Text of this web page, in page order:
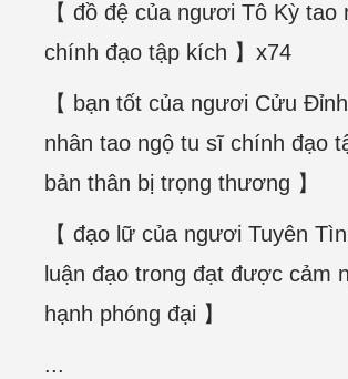
【 đồ đệ của ngươi Tô Kỳ tao
chính đạo tập kích 】x74
【 bạn tốt của ngươi Cửu
nhân tao ngộ tu sĩ chính đạo
bản thân bị trọng thương 】
【 đạo lữ của ngươi Tuyên
luận đạo trong đạt được cảm
hạnh phóng đại 】
...